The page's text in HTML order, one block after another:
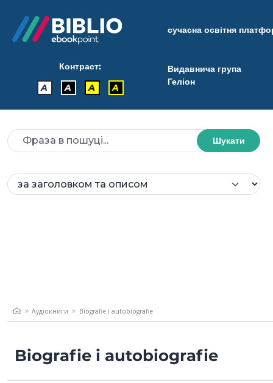
сучасна освітня
Контраст:
A
A A A
Видавнича група
Геліон
Шукати
Аудіокниги Biografie i autobiografie
Biografie i autobiografie